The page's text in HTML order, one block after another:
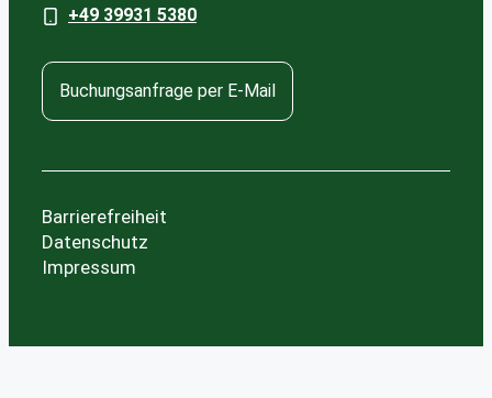
+49 39931 5380
Buchungsanfrage per E-Mail
Barrierefreiheit
Datenschutz
Impressum